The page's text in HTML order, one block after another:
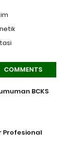
COMMENTS
BCKS
Profesional